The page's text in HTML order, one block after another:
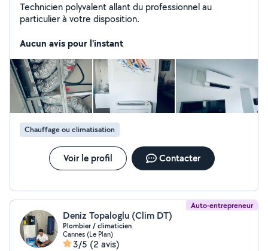
Technicien polyvalent allant du professionnel au
particulier à votre disposition.
Aucun avis pour l'instant
Chauffage ou climatisation
Voir le profil Contacter
Auto-entrepreneur
Deniz Topaloglu (Clim DT)
Plombier / climaticien
Cannes (Le Plan)
3/5 (2 avis)